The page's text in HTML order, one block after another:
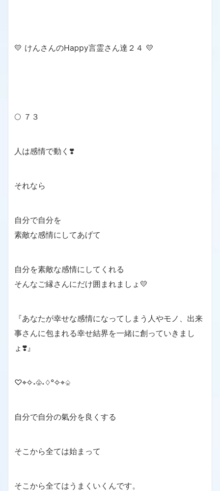
💛 けんさんのHappy言霊さん達２４ 💛
🌕 ７３
人は感情で動く❣️
それなら
自分で自分を
素敵な感情にしてあげて
自分を素敵な感情にしてくれる
そんなご縁さんにだけ囲まれましょ💛
『あなたが幸せな感情になってしまう人やモノ、出来
事さんに包まれる幸せ結界を一緒に創っていきまし
ょ❣️』
♡⌖✧˖♧˖♢°✧⌖♤
自分で自分の氣分を良くする
そこから全ては始まって
そこから全てはうまくいくんです。